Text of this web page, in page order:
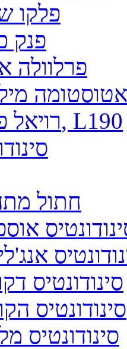
פלקו
פנק
פרלוולה
רויאל פלקו, L190
חתול
סינודונטיס
סינודונטיס
סינודונטיס